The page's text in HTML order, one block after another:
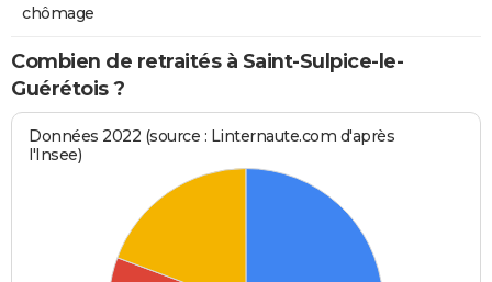
chômage
Combien de retraités à Saint-Sulpice-le-
Guérétois ?
Données 2022 (source : Linternaute.com d'après
l'Insee)